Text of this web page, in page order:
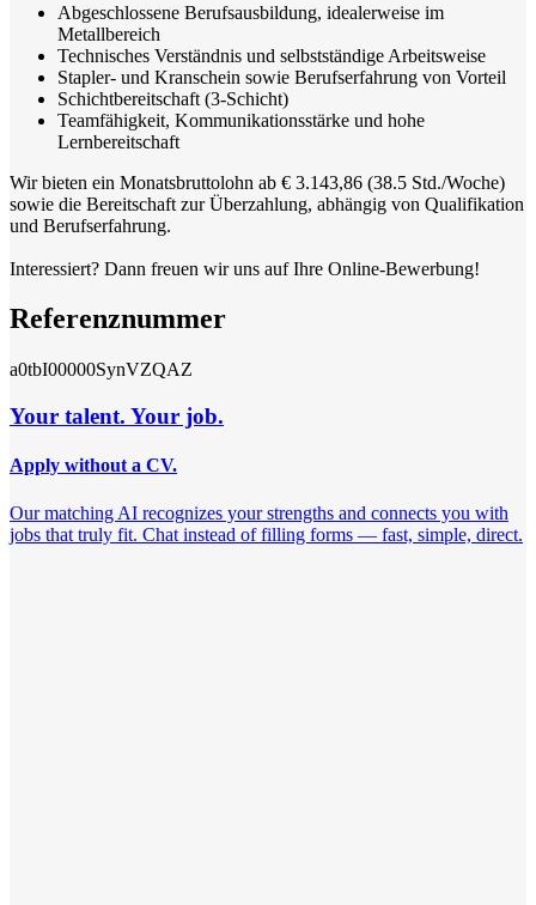
Abgeschlossene Berufsausbildung, idealerweise im
Metallbereich
Technisches Verständnis und selbstständige Arbeitsweise
Stapler- und Kranschein sowie Berufserfahrung von Vorteil
Schichtbereitschaft (3-Schicht)
Teamfähigkeit, Kommunikationsstärke und hohe
Lernbereitschaft
Wir bieten ein Monatsbruttolohn ab € 3.143,86 (38.5 Std./Woche)
sowie die Bereitschaft zur Überzahlung, abhängig von Qualifikation
und Berufserfahrung.
Interessiert? Dann freuen wir uns auf Ihre Online-Bewerbung!
Referenznummer
a0tbI00000SynVZQAZ
Your talent. Your job.
Apply without a CV.
Our matching AI recognizes your strengths and connects you with
jobs that truly fit. Chat instead of filling forms — fast, simple, direct.